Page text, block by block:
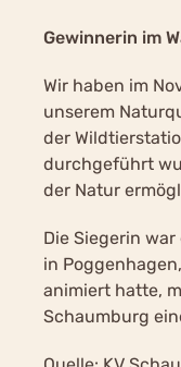
Gewinnerin im
Wir haben im
unserem
der
durchgeführt
der Natur
Die Siegerin
in
animiert hatte,
Schaumburg